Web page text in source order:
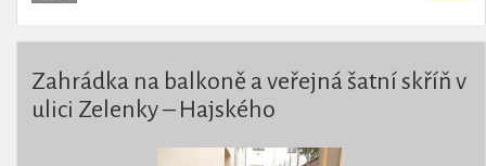
Zahrádka na balkoně a veřejná šatní skříň v
ulici Zelenky – Hajského